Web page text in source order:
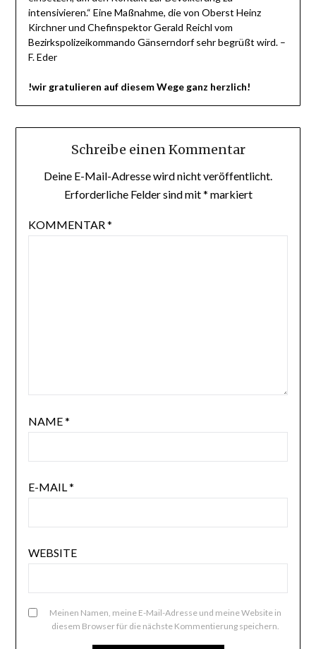
intensivieren.“ Eine Maßnahme, die von Oberst Heinz
Kirchner und Chefinspektor Gerald Reichl vom
Bezirkspolizeikommando Gänserndorf sehr begrüßt wird. –
F. Eder
!wir gratulieren auf diesem Wege ganz herzlich!
Schreibe einen Kommentar
Deine E-Mail-Adresse wird nicht veröffentlicht.
Erforderliche Felder sind mit* markiert
KOMMENTAR*
NAME*
E-MAIL*
WEBSITE
Meinen Namen, meine E-Mail-Adresse und meine Website in
diesem Browser für die nächste Kommentierung speichern.